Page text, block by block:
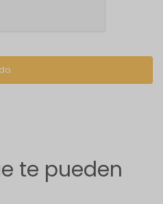
te pueden